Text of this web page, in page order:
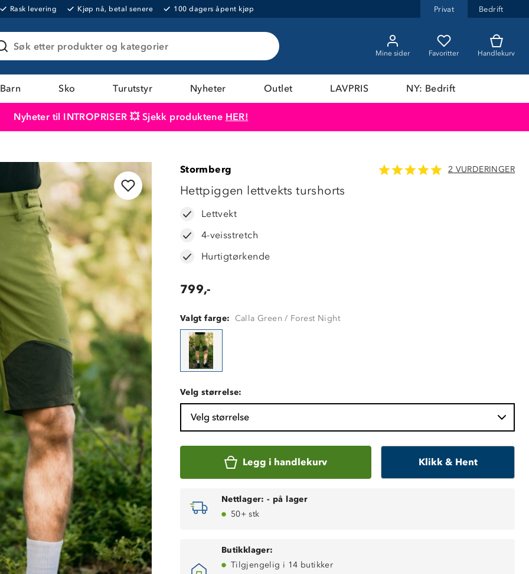
Rask levering Kjøp nå, betal senere 100 dagers åpent kjøp Privat Bedrift
Søk etter produkter og kategorier
Mine sider Favoritter Handlekurv
Barn Sko Turutstyr Nyheter Outlet LAVPRIS NY: Bedrift
Nyheter til INTROPRISER 💥 Sjekk produktene HER!
Stormberg 2 VURDERINGER
Hettpiggen lettvekts turshorts
Lettvekt
4-veisstretch
Hurtigtørkende
799,-
Valgt farge: Calla Green / Forest Night
Velg størrelse:
Velg størrelse
Legg i handlekurv Klikk & Hent
Nettlager: - på lager
50+ stk
Butikklager:
Tilgjengelig i 14 butikker